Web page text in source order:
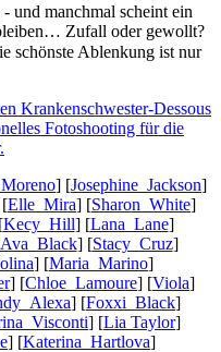
und manchmal scheint ein
Zufall oder gewollt?
schönste Ablenkung ist nur
] [Josephine_Jackson]
Elle_Mira] [Sharon_White]
Kecy_Hill] [Lana_Lane]
Ava_Black] [Stacy_Cruz]
] [Maria_Marino]
] [Chloe_Lamoure] [Viola]
] [Foxxi_Black]
] [Lia Taylor]
] [Katerina_Hartlova]